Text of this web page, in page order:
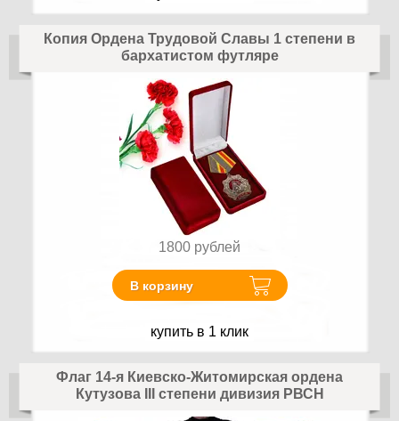
Копия Ордена Трудовой Славы 1 степени в
бархатистом футляре
1800 рублей
В корзину
купить в 1 клик
Флаг 14-я Киевско-Житомирская ордена
Кутузова III степени дивизия РВСН